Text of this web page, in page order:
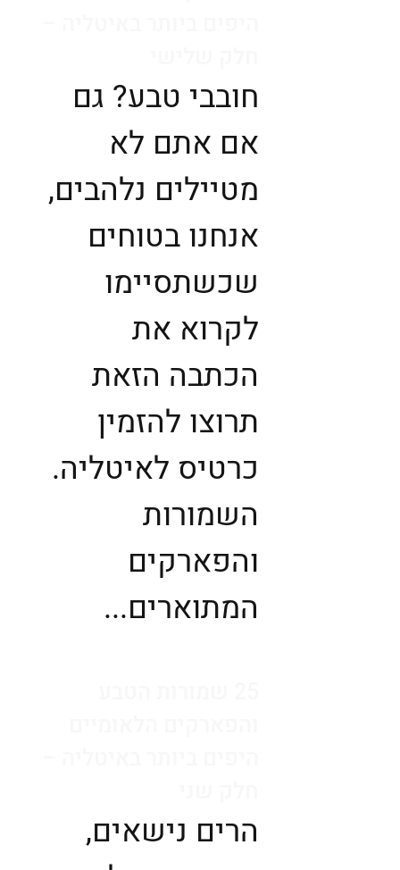
חובבי טבע? גם
אם אתם לא
מטיילים נלהבים,
אנחנו בטוחים
שכשתסיימו
לקרוא את
הכתבה הזאת
תרוצו להזמין
כרטיס לאיטליה.
השמורות
והפארקים
המתוארים...
הרים נישאים,